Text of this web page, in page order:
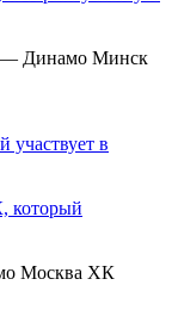
Динамо Минск
Москва ХК